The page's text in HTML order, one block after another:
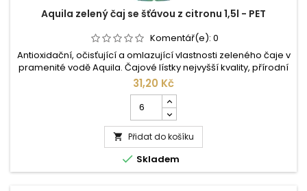
Aquila zelený čaj se šťávou z citronu 1,5l - PET
Komentář(e): 0
Antioxidační, očisťující a omlazující vlastnosti zeleného čaje v
pramenité vodě Aquila. Čajové lístky nejvyšší kvality, přírodní
aroma a účinky vzácných minerálů vám dávají zdraví
prospěšný nápoj příjemné chuti lehce zahánějící žízeň.
Složení: pramenitá voda, cukr, extrakt ze zeleného čaje
(0,3%), citronová šťáva (0,1%), aroma, kyselina: kyselina...
31,20 Kč
kusů
produktu
Aquila
zelený
čaj
se
 Přidat do košíku
 Skladem